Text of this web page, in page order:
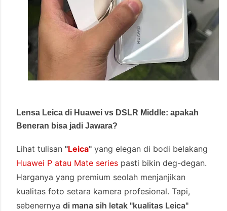
Lensa Leica di Huawei vs DSLR Middle: apakah
Beneran bisa jadi Jawara?
Lihat tulisan "Leica" yang elegan di bodi belakang
Huawei P atau Mate series pasti bikin deg-degan.
Harganya yang premium seolah menjanjikan
kualitas foto setara kamera profesional. Tapi,
sebenernya di mana sih letak "kualitas Leica"